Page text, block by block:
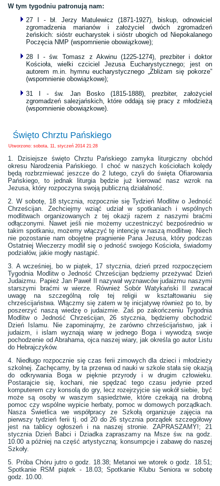
W tym tygodniu patronują nam:
27 I - bł. Jerzy Matulewicz (1871-1927), biskup, odnowiciel
zgromadzenia marianów i założyciel dwóch zgromadzeń
żeńskich: sióstr eucharystek i sióstr ubogich od Niepokalanego
Poczęcia NMP (wspomnienie obowiązkowe);
28 I - św. Tomasz z Akwinu (1225-1274), prezbiter i doktor
Kościoła, wielki czciciel Jezusa Eucharystycznego; jest on
autorem m.in. hymnu eucharystycznego „Zbliżam się pokorze”
(wspomnienie obowiązkowe);
31 I - św. Jan Bosko (1815-1888), prezbiter, założyciel
zgromadzeń salezjańskich, które oddają się pracy z młodzieżą
(wspomnienie obowiązkowe).
Święto Chrztu Pańskiego
Utworzono: sobota, 11, styczeń 2014 21:28
1. Dzisiejsze święto Chrztu Pańskiego zamyka liturgiczny obchód
okresu Narodzenia Pańskiego. I choć w naszych kościołach kolędy
będą rozbrzmiewać jeszcze do 2 lutego, czyli do święta Ofiarowania
Pańskiego, to jednak liturgia będzie już kierować nasz wzrok na
Jezusa, który rozpoczyna swoją publiczną działalność.
2. W sobotę, 18 stycznia, rozpocznie się Tydzień Modlitw o Jedność
Chrześcijan. Zechciejmy wziąć udział w spotkaniach i wspólnych
modlitwach organizowanych z tej okazji razem z naszymi braćmi
odłączonymi. Nawet jeśli nie możemy uczestniczyć bezpośrednio w
takim spotkaniu, możemy włączyć tę intencję w naszą modlitwę. Niech
nie pozostanie nam obojętne pragnienie Pana Jezusa, który podczas
Ostatniej Wieczerzy modlił się o jedność swojego Kościoła, świadomy
podziałów, jakie mogły nastąpić.
3. A wcześniej, bo w piątek, 17 stycznia, dzień przed rozpoczęciem
Tygodnia Modlitw o Jedność Chrześcijan będziemy przeżywać Dzień
Judaizmu. Papież Jan Paweł II nazywał wyznawców judaizmu naszymi
starszymi braćmi w wierze. Również Sobór Watykański II zwracał
uwagę na szczególną rolę tej religii w kształtowaniu się
chrześcijaństwa. Włączmy się zatem w tę inicjatywę również po to, by
poszerzyć naszą wiedzę o judaizmie. Zaś po zakończeniu Tygodnia
Modlitw o Jedność Chrześcijan, 26 stycznia, będziemy obchodzić
Dzień Islamu. Nie zapominajmy, że zarówno chrześcijaństwo, jak i
judaizm, i islam wyznają wiarę w jednego Boga i wywodzą swoje
pochodzenie od Abrahama, ojca naszej wiary, jak określa go autor Listu
do Hebrajczyków.
4. Niedługo rozpocznie się czas ferii zimowych dla dzieci i młodzieży
szkolnej. Zachęcamy, by ta przerwa od nauki w szkole stała się okazją
do odkrywania Boga w pięknie przyrody i w drugim człowieku.
Postarajcie się, kochani, nie spędzać tego czasu jedynie przed
komputerem czy konsolą do gry, lecz rozejrzyjcie się wokół siebie, być
może są osoby w waszym sąsiedztwie, które czekają na drobną
pomoc czy wspólne wypicie herbaty, pomoc w domowych porządkach.
Nasza Świetlica we współpracy ze Szkołą organizuje zajęcia na
pierwszy tydzień ferii tj. od 20 do 26 stycznia porządek szczegółowy
jest na tablicy ogłoszeń i na naszej stronie. ZAPRASZAMY!; 21
stycznia Dzień Babci i Dziadka zapraszamy na Msze św. na godz.
10.00 a później na część artystyczną; konsumpcje i zabawę do naszej
Szkoły.
5. Próba Chóru jutro o godz. 18.38; Metanoi we wtorek o godz. 18.51;
Spotkanie RSM piątek - 18.03; Spotkanie Klubu Seniora w sobotę
godz. 10.00.